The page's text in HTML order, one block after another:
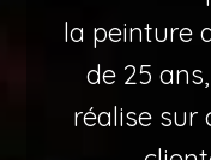
la peinture
de 25
réalise sur